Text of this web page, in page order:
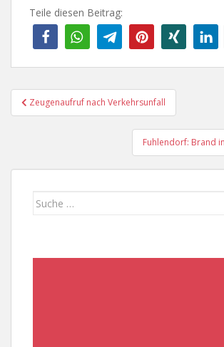
Teile diesen Beitrag:
Beitragsnavigation
Zeugenaufruf nach Verkehrsunfall
Fuhlendorf: Brand
Suche